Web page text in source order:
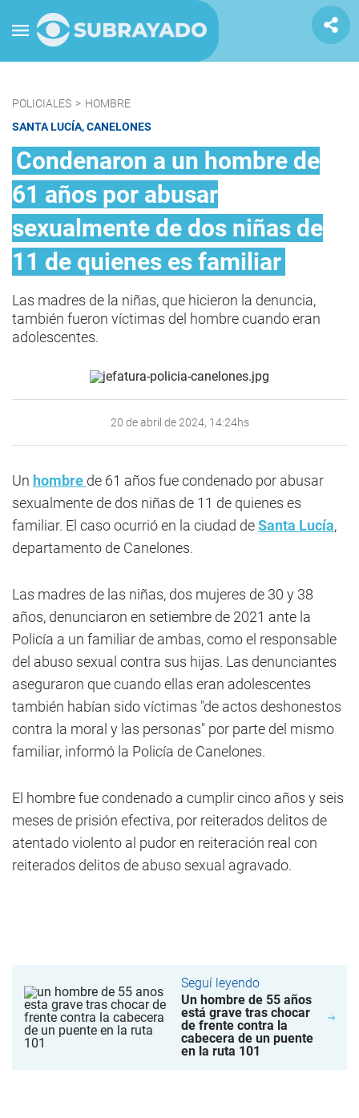
POLICIALES > HOMBRE
SANTA LUCÍA, CANELONES
Condenaron a un hombre de
61 años por abusar
sexualmente de dos niñas de
11 de quienes es familiar
Las madres de la niñas, que hicieron la denuncia,
también fueron víctimas del hombre cuando eran
adolescentes.
20 de abril de 2024, 14:24hs
Un hombre de 61 años fue condenado por abusar
sexualmente de dos niñas de 11 de quienes es
familiar. El caso ocurrió en la ciudad deSanta Lucía,
departamento de Canelones.
Las madres de las niñas, dos mujeres de 30 y 38
años, denunciaron en setiembre de 2021 ante la
Policía a un familiar de ambas, como el responsable
del abuso sexual contra sus hijas. Las denunciantes
aseguraron que cuando ellas eran adolescentes
también habían sido víctimas "de actos deshonestos
contra la moral y las personas" por parte del mismo
familiar, informó la Policía de Canelones.
El hombre fue condenado a cumplir cinco años y seis
meses de prisión efectiva, por reiterados delitos de
atentado violento al pudor en reiteración real con
reiterados delitos de abuso sexual agravado.
Seguí leyendo
Un hombre de 55 años
está grave tras chocar
de frente contra la
cabecera de un puente
en la ruta 101